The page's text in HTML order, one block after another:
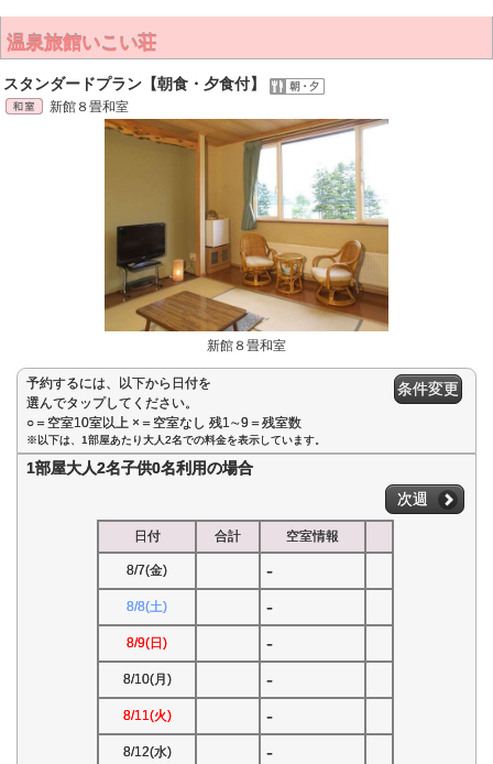
温泉旅館いこい荘
スタンダードプラン【朝食・夕食付】
新館８畳和室
新館８畳和室
予約するには、以下から日付を
選んでタップしてください。
○＝空室10室以上 ×＝空室なし 残1∼9＝残室数
条件変更
※以下は、1部屋あたり大人2名での料金を表示しています。
1部屋大人2名子供0名利用の場合
次週
日付 合計 空室情報
8/7(金) -
8/8(土) -
8/9(日) -
8/10(月) -
8/11(火) -
8/12(水) -